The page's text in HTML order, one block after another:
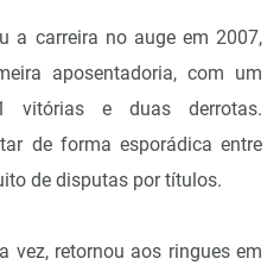
a carreira no auge em 2007,
aposentadoria, com um
vitórias e duas derrotas.
de forma esporádica entre
de disputas por títulos.
vez, retornou aos ringues em